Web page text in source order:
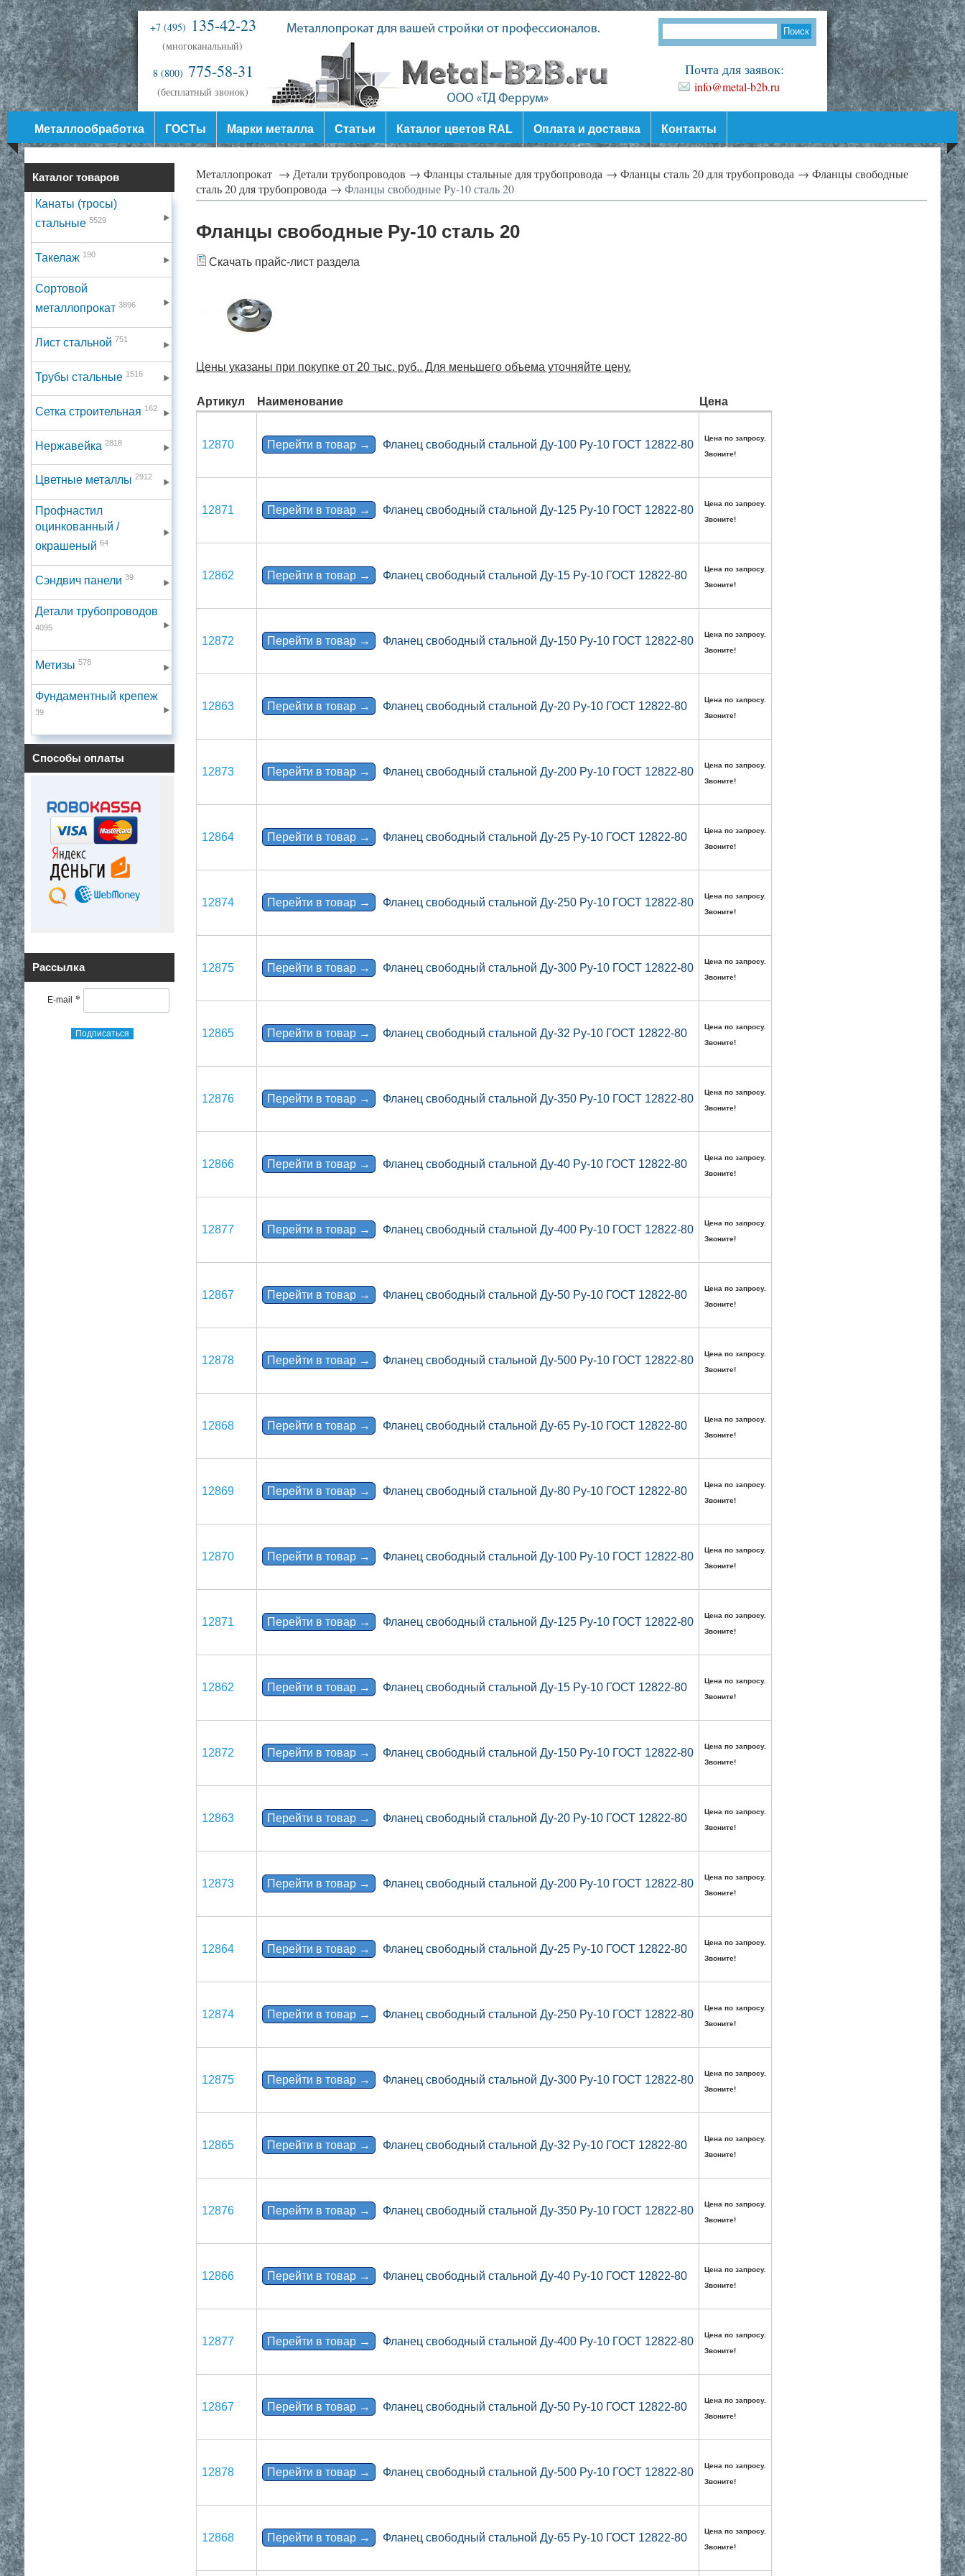
Почта для заявок:
info@metal-b2b.ru
+7 (495) 135-42-23
(многоканальный)
8 (800) 775-58-31
(бесплатный звонок)
Металлообработка ГОСТы Марки металла Статьи Каталог цветов RAL Оплата и доставка Контакты
Каталог товаров
Канаты (тросы)
стальные 5529
Такелаж 190
Сортовой
металлопрокат 3896
Лист стальной 751
Трубы стальные 1516
Сетка строительная 162
Нержавейка 2818
Цветные металлы 2912
Профнастил
оцинкованный /
окрашеный 64
Сэндвич панели 39
Детали трубопроводов
4095
Метизы 578
Фундаментный крепеж
39
Способы оплаты
Рассылка
E-mail *
Подписаться
Металлопрокат → Детали трубопроводов → Фланцы стальные для трубопровода → Фланцы сталь 20 для трубопровода → Фланцы свободные
сталь 20 для трубопровода → Фланцы свободные Ру-10 сталь 20
Фланцы свободные Ру-10 сталь 20
Скачать прайс-лист раздела
Цены указаны при покупке от 20 тыс. руб.. Для меньшего объема уточняйте цену.
Артикул Наименование Цена
12870 Перейти в товар → Фланец свободный стальной Ду-100 Ру-10 ГОСТ 12822-80
Цена по запросу.
Звоните!
12871 Перейти в товар → Фланец свободный стальной Ду-125 Ру-10 ГОСТ 12822-80
Цена по запросу.
Звоните!
12862 Перейти в товар → Фланец свободный стальной Ду-15 Ру-10 ГОСТ 12822-80
Цена по запросу.
Звоните!
12872 Перейти в товар → Фланец свободный стальной Ду-150 Ру-10 ГОСТ 12822-80
Цена по запросу.
Звоните!
12863 Перейти в товар → Фланец свободный стальной Ду-20 Ру-10 ГОСТ 12822-80
Цена по запросу.
Звоните!
12873 Перейти в товар → Фланец свободный стальной Ду-200 Ру-10 ГОСТ 12822-80
Цена по запросу.
Звоните!
12864 Перейти в товар → Фланец свободный стальной Ду-25 Ру-10 ГОСТ 12822-80
Цена по запросу.
Звоните!
12874 Перейти в товар → Фланец свободный стальной Ду-250 Ру-10 ГОСТ 12822-80
Цена по запросу.
Звоните!
12875 Перейти в товар → Фланец свободный стальной Ду-300 Ру-10 ГОСТ 12822-80
Цена по запросу.
Звоните!
12865 Перейти в товар → Фланец свободный стальной Ду-32 Ру-10 ГОСТ 12822-80
Цена по запросу.
Звоните!
12876 Перейти в товар → Фланец свободный стальной Ду-350 Ру-10 ГОСТ 12822-80
Цена по запросу.
Звоните!
12866 Перейти в товар → Фланец свободный стальной Ду-40 Ру-10 ГОСТ 12822-80
Цена по запросу.
Звоните!
12877 Перейти в товар → Фланец свободный стальной Ду-400 Ру-10 ГОСТ 12822-80
Цена по запросу.
Звоните!
12867 Перейти в товар → Фланец свободный стальной Ду-50 Ру-10 ГОСТ 12822-80
Цена по запросу.
Звоните!
12878 Перейти в товар → Фланец свободный стальной Ду-500 Ру-10 ГОСТ 12822-80
Цена по запросу.
Звоните!
12868 Перейти в товар → Фланец свободный стальной Ду-65 Ру-10 ГОСТ 12822-80
Цена по запросу.
Звоните!
12869 Перейти в товар → Фланец свободный стальной Ду-80 Ру-10 ГОСТ 12822-80
Цена по запросу.
Звоните!
12870 Перейти в товар → Фланец свободный стальной Ду-100 Ру-10 ГОСТ 12822-80
Цена по запросу.
Звоните!
12871 Перейти в товар → Фланец свободный стальной Ду-125 Ру-10 ГОСТ 12822-80
Цена по запросу.
Звоните!
12862 Перейти в товар → Фланец свободный стальной Ду-15 Ру-10 ГОСТ 12822-80
Цена по запросу.
Звоните!
12872 Перейти в товар → Фланец свободный стальной Ду-150 Ру-10 ГОСТ 12822-80
Цена по запросу.
Звоните!
12863 Перейти в товар → Фланец свободный стальной Ду-20 Ру-10 ГОСТ 12822-80
Цена по запросу.
Звоните!
12873 Перейти в товар → Фланец свободный стальной Ду-200 Ру-10 ГОСТ 12822-80
Цена по запросу.
Звоните!
12864 Перейти в товар → Фланец свободный стальной Ду-25 Ру-10 ГОСТ 12822-80
Цена по запросу.
Звоните!
12874 Перейти в товар → Фланец свободный стальной Ду-250 Ру-10 ГОСТ 12822-80
Цена по запросу.
Звоните!
12875 Перейти в товар → Фланец свободный стальной Ду-300 Ру-10 ГОСТ 12822-80
Цена по запросу.
Звоните!
12865 Перейти в товар → Фланец свободный стальной Ду-32 Ру-10 ГОСТ 12822-80
Цена по запросу.
Звоните!
12876 Перейти в товар → Фланец свободный стальной Ду-350 Ру-10 ГОСТ 12822-80
Цена по запросу.
Звоните!
12866 Перейти в товар → Фланец свободный стальной Ду-40 Ру-10 ГОСТ 12822-80
Цена по запросу.
Звоните!
12877 Перейти в товар → Фланец свободный стальной Ду-400 Ру-10 ГОСТ 12822-80
Цена по запросу.
Звоните!
12867 Перейти в товар → Фланец свободный стальной Ду-50 Ру-10 ГОСТ 12822-80
Цена по запросу.
Звоните!
12878 Перейти в товар → Фланец свободный стальной Ду-500 Ру-10 ГОСТ 12822-80
Цена по запросу.
Звоните!
12868 Перейти в товар → Фланец свободный стальной Ду-65 Ру-10 ГОСТ 12822-80
Цена по запросу.
Звоните!